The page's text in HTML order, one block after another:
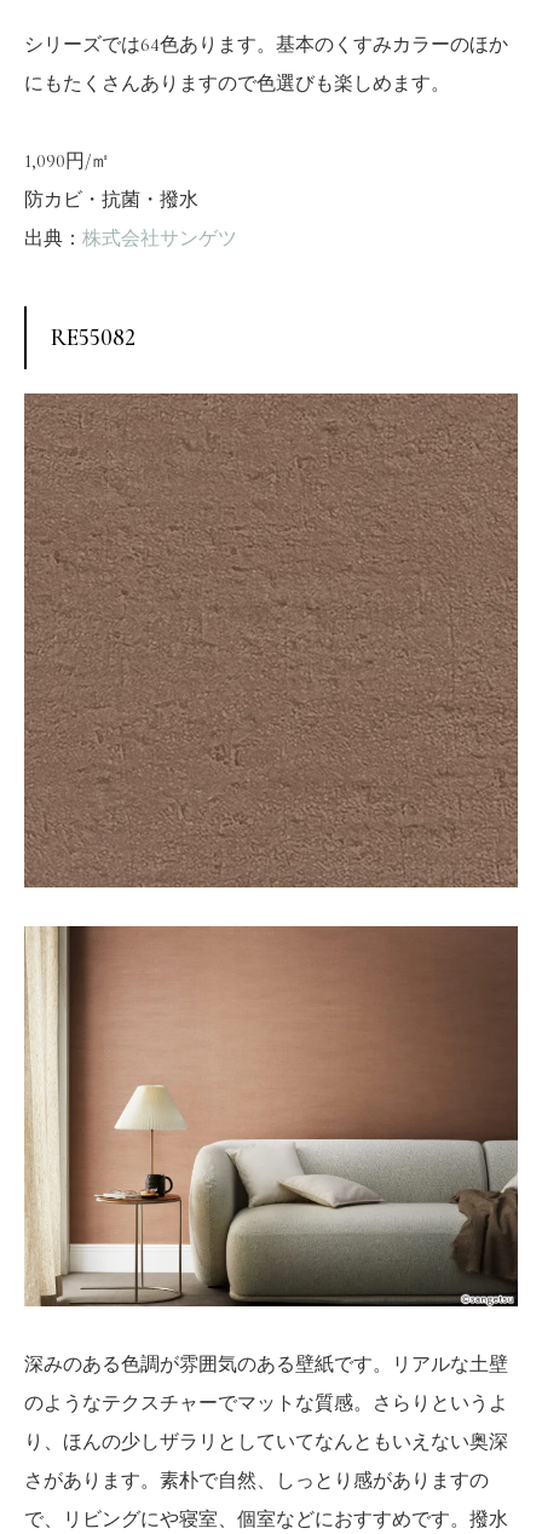
シリーズでは64色あります。基本のくすみカラーのほか
にもたくさんありますので色選びも楽しめます。
1,090円/㎡
防カビ・抗菌・撥水
出典： 株式会社サンゲツ
RE55082
深みのある色調が雰囲気のある壁紙です。リアルな土壁
のようなテクスチャーでマットな質感。さらりというよ
り、ほんの少しザラリとしていてなんともいえない奥深
さがあります。素朴で自然、しっとり感がありますの
で、リビングにや寝室、個室などにおすすめです。撥水